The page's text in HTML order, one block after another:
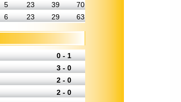
5 23 39
70
6 23 29 63
0 - 1
3 - 0
2 - 0
2 - 0